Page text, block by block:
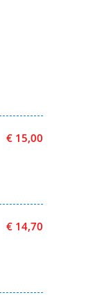
€ 15,00
€ 14,70